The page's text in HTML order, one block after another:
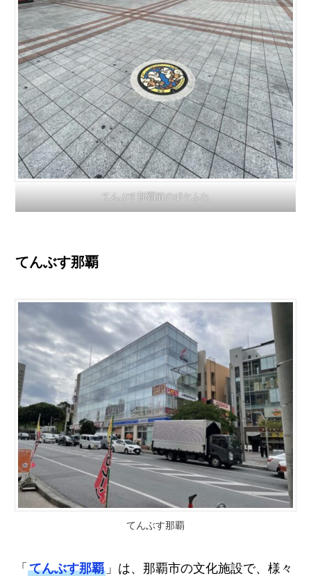
てんぶす那覇前のポケふた
てんぶす那覇
てんぶす那覇
「てんぶす那覇 」は、那覇市の文化施設で、様々